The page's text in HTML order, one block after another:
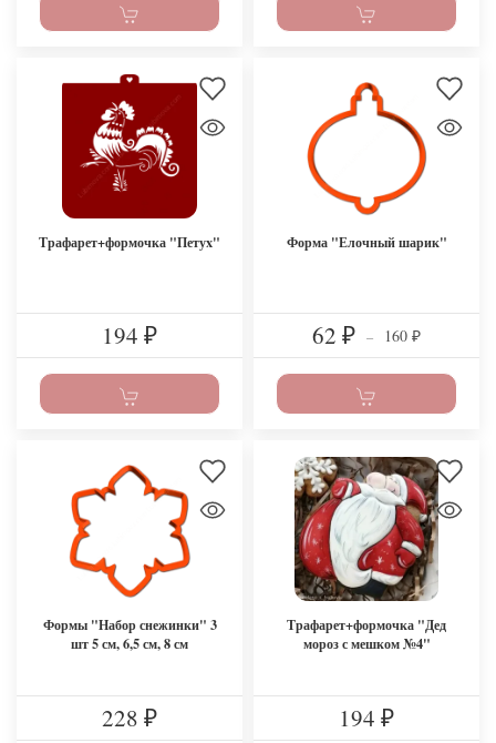
Трафарет+формочка "Петуx"
194 ₽
Форма "Елочный шарик"
62 ₽ – 160 ₽
Формы "Набор снежинки" 3
шт 5 см, 6,5 см, 8 см
228 ₽
Трафарет+формочка "Дед
мороз с мешком №4"
194 ₽